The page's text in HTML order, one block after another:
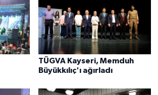
TÜGVA Kayseri, Memduh
Büyükkılıç'ı ağırladı